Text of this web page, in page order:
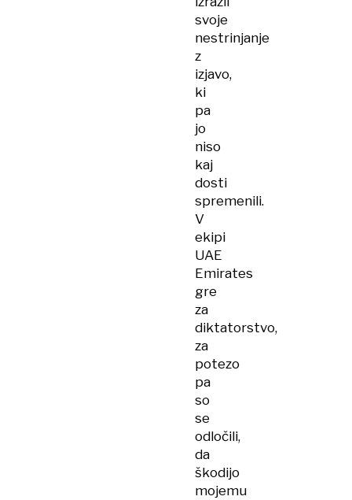
svoje
nestrinjanje
z
izjavo,
ki
pa
jo
niso
kaj
dosti
spremenili.
V
ekipi
UAE
Emirates
gre
za
diktatorstvo,
za
potezo
pa
so
se
odločili,
da
škodijo
mojemu